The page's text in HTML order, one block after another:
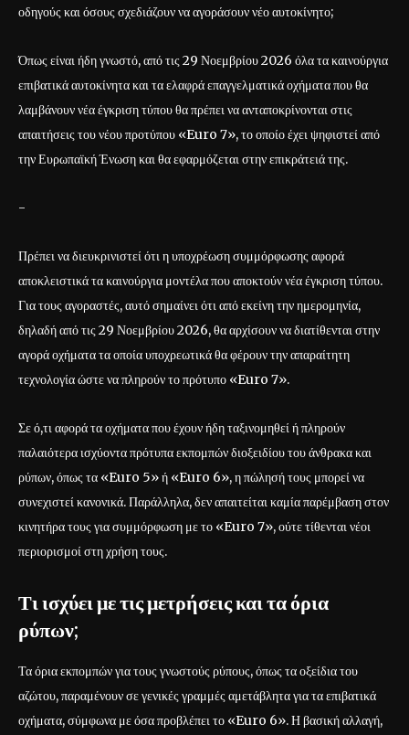
οδηγούς και όσους σχεδιάζουν να αγοράσουν νέο αυτοκίνητο;
Όπως είναι ήδη γνωστό, από τις 29 Νοεμβρίου 2026 όλα τα καινούργια
επιβατικά αυτοκίνητα και τα ελαφρά επαγγελματικά οχήματα που θα
λαμβάνουν νέα έγκριση τύπου θα πρέπει να ανταποκρίνονται στις
απαιτήσεις του νέου προτύπου «Euro 7», το οποίο έχει ψηφιστεί από
την Ευρωπαϊκή Ένωση και θα εφαρμόζεται στην επικράτειά της.
-
Πρέπει να διευκρινιστεί ότι η υποχρέωση συμμόρφωσης αφορά
αποκλειστικά τα καινούργια μοντέλα που αποκτούν νέα έγκριση τύπου.
Για τους αγοραστές, αυτό σημαίνει ότι από εκείνη την ημερομηνία,
δηλαδή από τις 29 Νοεμβρίου 2026, θα αρχίσουν να διατίθενται στην
αγορά οχήματα τα οποία υποχρεωτικά θα φέρουν την απαραίτητη
τεχνολογία ώστε να πληρούν το πρότυπο «Euro 7».
Σε ό,τι αφορά τα οχήματα που έχουν ήδη ταξινομηθεί ή πληρούν
παλαιότερα ισχύοντα πρότυπα εκπομπών διοξειδίου του άνθρακα και
ρύπων, όπως τα «Euro 5» ή «Euro 6», η πώλησή τους μπορεί να
συνεχιστεί κανονικά. Παράλληλα, δεν απαιτείται καμία παρέμβαση στον
κινητήρα τους για συμμόρφωση με το «Euro 7», ούτε τίθενται νέοι
περιορισμοί στη χρήση τους.
Τι ισχύει με τις μετρήσεις και τα όρια
ρύπων;
Τα όρια εκπομπών για τους γνωστούς ρύπους, όπως τα οξείδια του
αζώτου, παραμένουν σε γενικές γραμμές αμετάβλητα για τα επιβατικά
οχήματα, σύμφωνα με όσα προβλέπει το «Euro 6». Η βασική αλλαγή,